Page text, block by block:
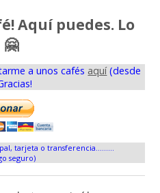
Aquí puedes. Lo
a unos cafés aquí(desde
tarjeta o transferencia.........
seguro)